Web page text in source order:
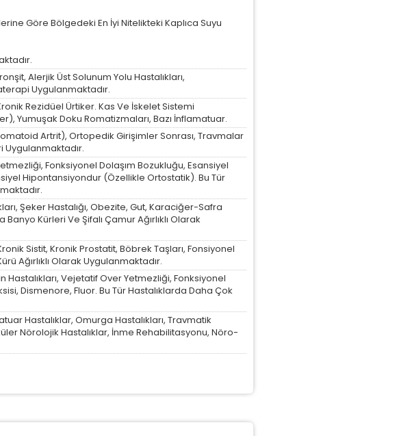
siteyi nasıl kullandığını anonim olarak ölçeriz. Hangi
anlamamıza yardımcı olur.
Çerezleri
alanlarınıza uygun reklamlar göstermek için kullanılır.
reklamları görmeye devam edersiniz, ancak daha
olabilirler.
Reddet Tümünü Kabul Et
Göre Bölgedeki En İyi Nitelikteki Kaplıca Suyu
Alerjik Üst Solunum Yolu Hastalıkları,
Uygulanmaktadır.
Rezidüel Ürtiker. Kas Ve İskelet Sistemi
Yumuşak Doku Romatizmaları, Bazı İnflamatuar.
Artrit), Ortopedik Girişimler Sonrası, Travmalar
Uygulanmaktadır.
Fonksiyonel Dolaşım Bozukluğu, Esansiyel
Hipontansiyondur (Özellikle Ortostatik). Bu Tür
Şeker Hastalığı, Obezite, Gut, Karaciğer-Safra
Kürleri Ve Şifalı Çamur Ağırlıklı Olarak
Sistit, Kronik Prostatit, Böbrek Taşları, Fonsiyonel
Ağırlıklı Olarak Uygulanmaktadır.
Hastalıkları, Vejetatif Over Yetmezliği, Fonksiyonel
Dismenore, Fluor. Bu Tür Hastalıklarda Daha Çok
Hastalıklar, Omurga Hastalıkları, Travmatik
Nörolojik Hastalıklar, İnme Rehabilitasyonu, Nöro-